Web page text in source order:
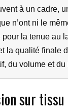
à un cadre,
n’ont ni le
la tenue au
la qualité finale
du volume et
sur tissu